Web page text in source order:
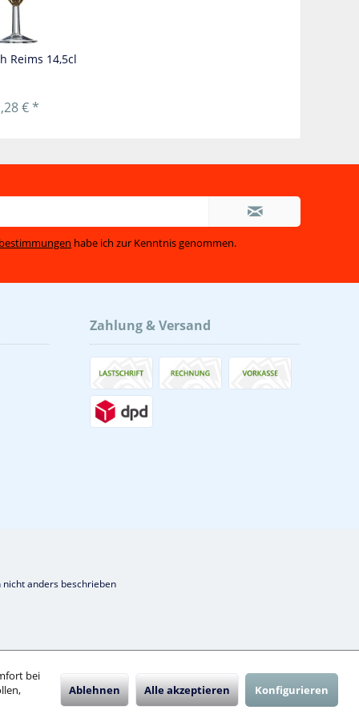
Reims 14,5cl
€ *
habe ich zur Kenntnis genommen.
Zahlung & Versand
anders beschrieben
bei
Ablehnen Alle akzeptieren Konfigurieren